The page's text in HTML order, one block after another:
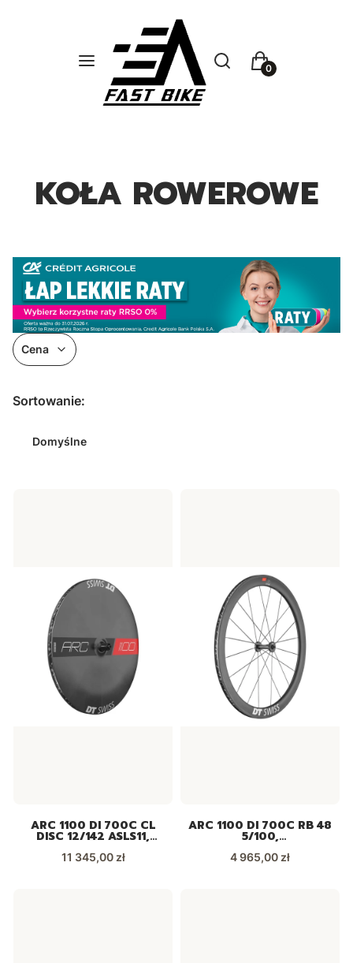
Menu Otwórz wyszukiwarkę
Szukaj Koszyk
KOŁA ROWEROWE
Cena
Lista produktów
Sortowanie:
Domyślne
ARC 1100 DI 700C CL
DISC 12/142 ASLS11,
Cena
11 345,00 zł
ARC 1100 DI 700C RB 48
5/100,
Cena
4 965,00 zł